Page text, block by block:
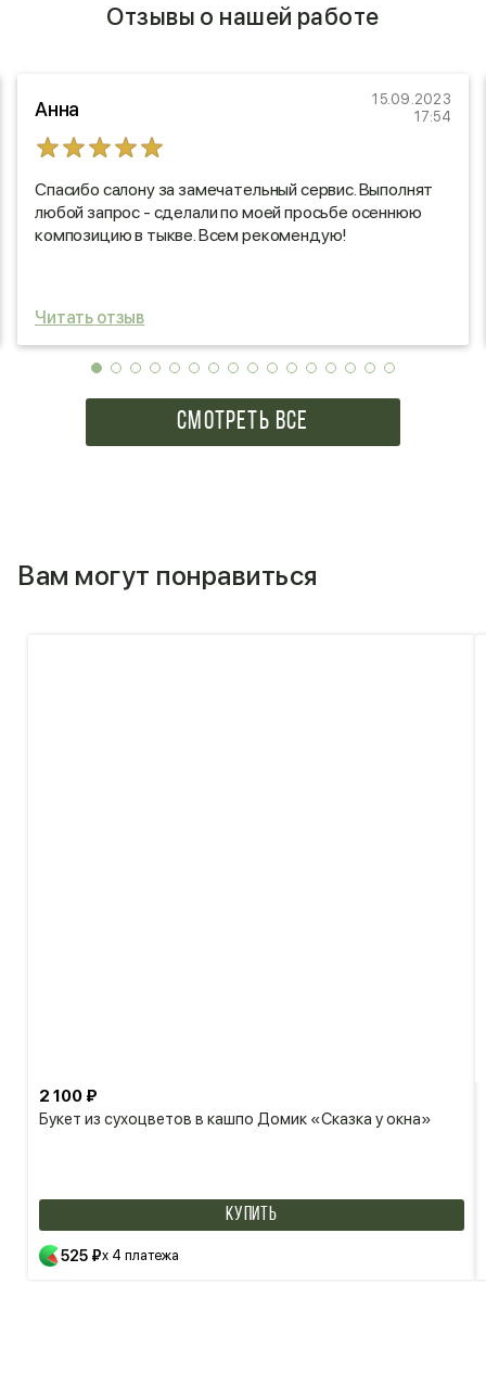
Отзывы о нашей работе
Анна
15.09.2023
17:54
Спасибо салону за замечательный сервис. Выполнят
любой запрос - сделали по моей просьбе осеннюю
композицию в тыкве. Всем рекомендую!
Читать отзыв
СМОТРЕТЬ ВСЕ
Вам могут понравиться
Букет из сухоцветов в кашпо Домик «Сказка у окна»
2 100 ₽
КУПИТЬ
525 ₽x 4 платежа